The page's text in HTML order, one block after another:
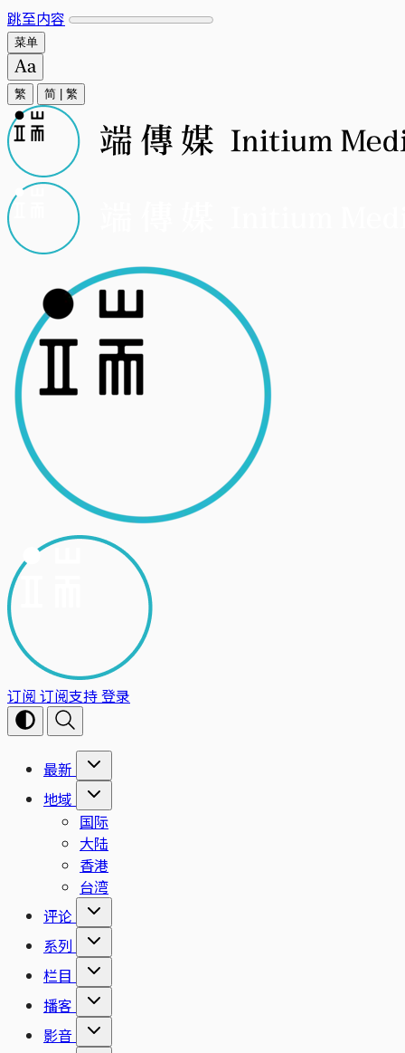
跳至内容
菜单
繁 简 繁
订阅 订阅支持登录
最新
地域
国际
大陆
香港
台湾
评论
系列
栏目
播客
影音